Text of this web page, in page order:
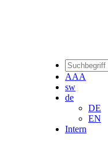
AAA
sw
de
DE
EN
Intern